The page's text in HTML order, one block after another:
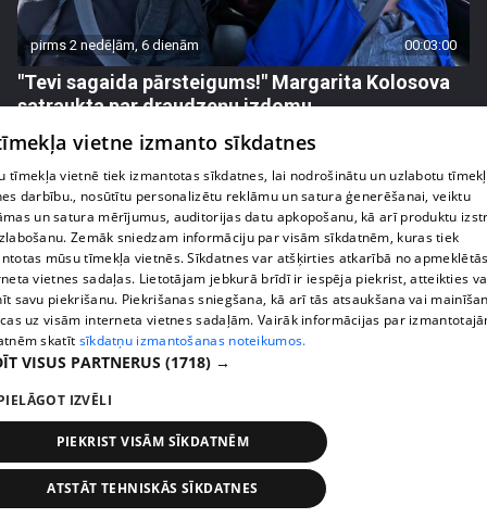
pirms 2 nedēļām, 6 dienām 00:03:00
"Tevi sagaida pārsteigums!" Margarita Kolosova
satraukta par draudzeņu izdomu
pirms 2 nedēļām, 6 dienām
Kaspars Kambala liek atkal un atkal teikt Olgai,
cik ļoti viņu mīl
70. epizode
vietne izmanto sīkdatnes
tīmekļa vietnē tiek izmantotas sīkdatnes, lai nodrošinātu un uzlabotu
darbību., nosūtītu personalizētu reklāmu un satura ģenerēšanai, veiktu
un satura mērījumus, auditorijas datu apkopošanu, kā arī produktu
Zemāk sniedzam informāciju par visām sīkdatnēm, kuras tiek
mūsu tīmekļa vietnēs. Sīkdatnes var atšķirties atkarībā no
vietnes sadaļas. Lietotājam jebkurā brīdī ir iespēja piekrist, atteikties
savu piekrišanu. Piekrišanas sniegšana, kā arī tās atsaukšana vai
uz visām interneta vietnes sadaļām. Vairāk informācijas par
skatīt sīkdatņu izmantošanas noteikumos.
VISUS PARTNERUS (1718) →
IZVĒLI
PIEKRIST VISĀM SĪKDATNĒM
ATSTĀT TEHNISKĀS SĪKDATNES